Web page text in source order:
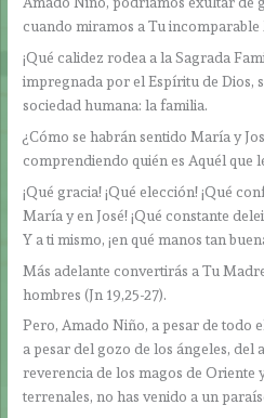
cuando miramos a Tu incomparable
¡Qué calidez rodea a la Sagrada
impregnada por el Espíritu de Dios,
sociedad humana: la familia.
¿Cómo se habrán sentido María y
comprendiendo quién es Aquél que
¡Qué gracia! ¡Qué elección! ¡Qué
María y en José! ¡Qué constante
Y a ti mismo, ¡en qué manos tan
Más adelante convertirás a Tu
hombres (Jn 19,25-27).
Pero, Amado Niño, a pesar de todo
a pesar del gozo de los ángeles, del
reverencia de los magos de Oriente
terrenales, no has venido a un